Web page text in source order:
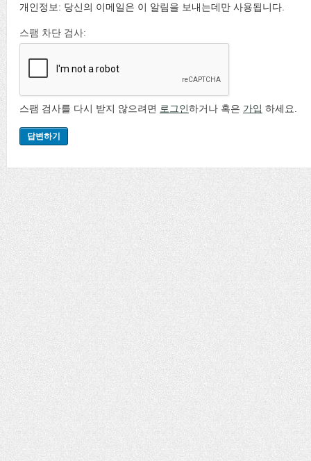
개인정보: 당신의 이메일은 이 알림을 보내는데만 사용됩니다.
스팸 차단 검사:
스팸 검사를 다시 받지 않으려면 로그인하거나 혹은 가입 하세요.